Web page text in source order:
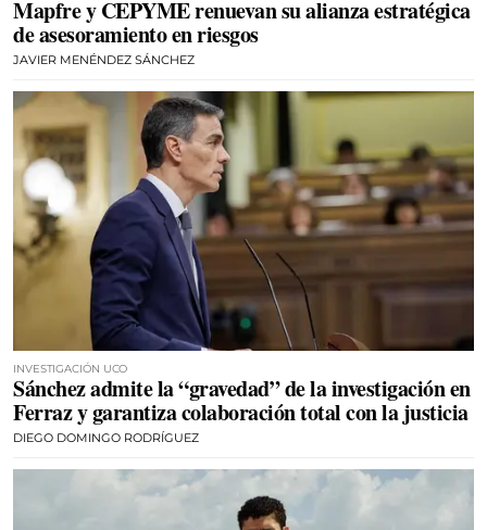
Mapfre y CEPYME renuevan su alianza estratégica
de asesoramiento en riesgos
JAVIER MENÉNDEZ SÁNCHEZ
INVESTIGACIÓN UCO
Sánchez admite la “gravedad” de la investigación en
Ferraz y garantiza colaboración total con la justicia
DIEGO DOMINGO RODRÍGUEZ